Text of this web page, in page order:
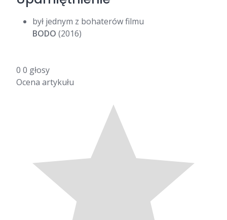
był jednym z bohaterów filmu
BODO (2016)
0 0 głosy
Ocena artykułu